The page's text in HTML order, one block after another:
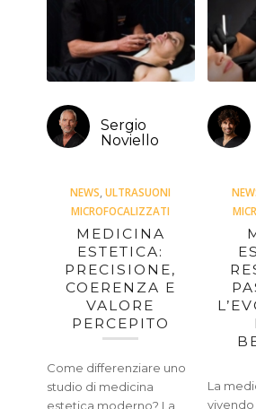
Sergio
Noviello
NEWS ,ULTRASUONI
MICROFOCALIZZATI
MEDICINA
ESTETICA:
PRECISIONE,
COERENZA E
VALORE
PERCEPITO
Come differenziare uno
studio di medicina
estetica moderno? La
La
vivendo